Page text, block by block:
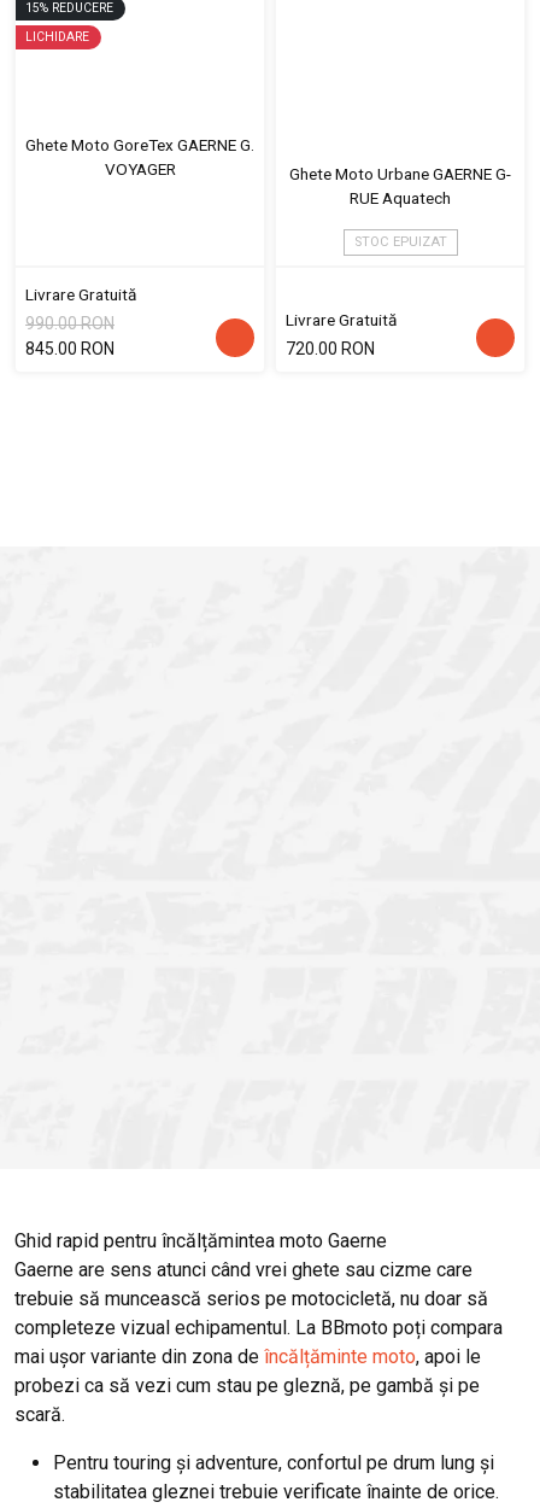
15% REDUCERE
LICHIDARE
Ghete Moto GoreTex GAERNE G.
VOYAGER
Livrare Gratuită
990.00 RON
845.00 RON
Ghete Moto Urbane GAERNE G-
RUE Aquatech
STOC EPUIZAT
Livrare Gratuită
720.00 RON
Ghid rapid pentru încălțămintea moto Gaerne
Gaerne are sens atunci când vrei ghete sau cizme care
trebuie să muncească serios pe motocicletă, nu doar să
completeze vizual echipamentul. La BBmoto poți compara
mai ușor variante din zona de încălțăminte moto, apoi le
probezi ca să vezi cum stau pe gleznă, pe gambă și pe
scară.
Pentru touring și adventure, confortul pe drum lung și
stabilitatea gleznei trebuie verificate înainte de orice.